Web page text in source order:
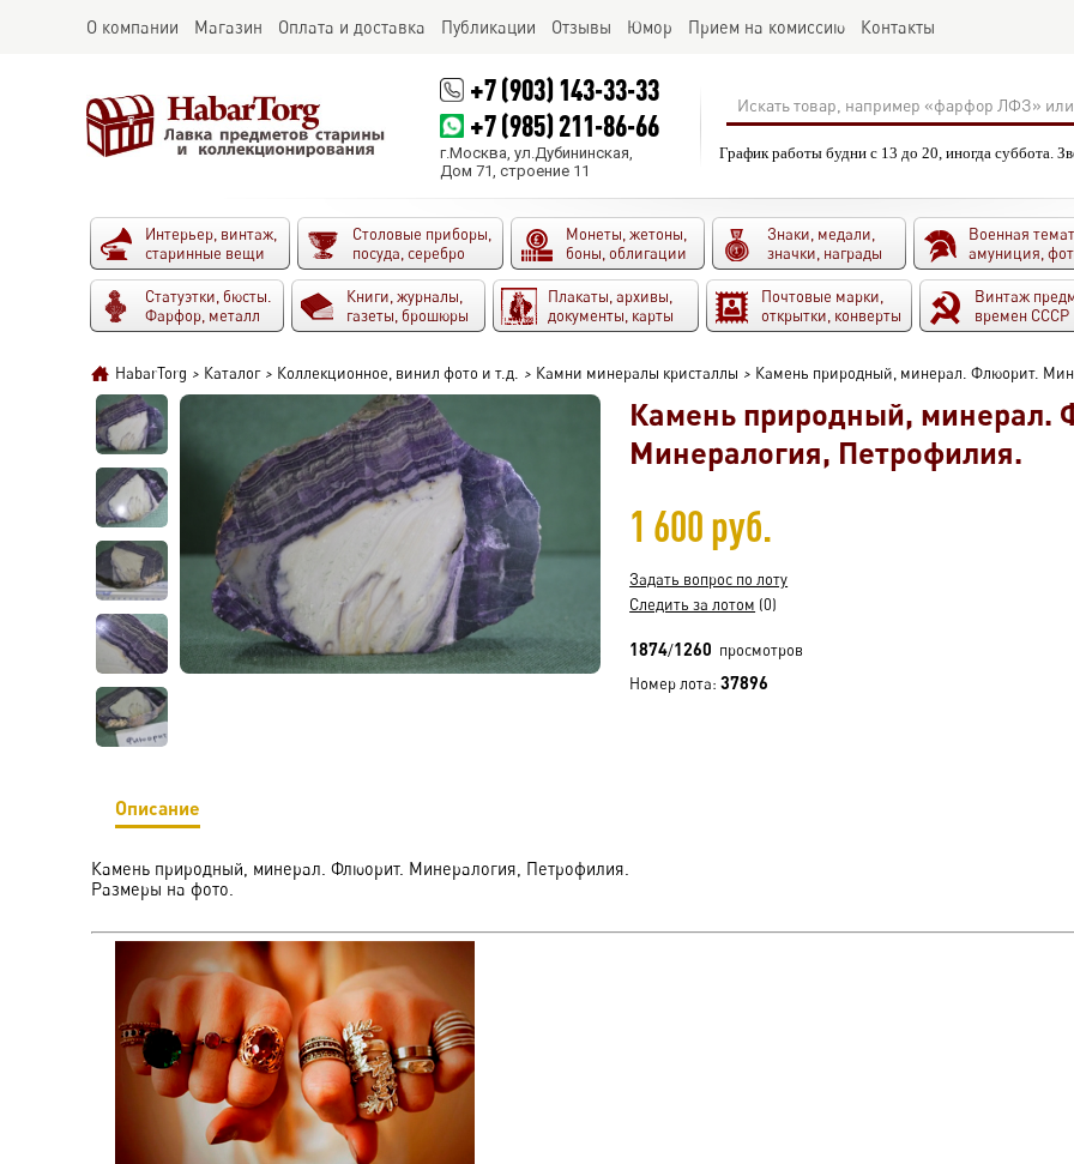
О компании Магазин Оплата и доставка Публикации Отзывы Юмор Прием на комиссию Контакты
+7 (903) 143-33-33
+7 (985) 211-86-66
г.Москва, ул.Дубининская,
Дом 71, строение 11
График работы будни с 13 до 20, иногда суббота.
Интерьер, винтаж,
старинные вещи
Столовые приборы,
посуда, серебро
Монеты, жетоны,
боны, облигации
Знаки, медали,
значки, награды
Военная
амуниция,
Статуэтки, бюсты.
Фарфор, металл
Книги, журналы,
газеты, брошюры
Плакаты, архивы,
документы, карты
Почтовые марки,
открытки, конверты
Винтаж
времен СССР
HabarTorg > Каталог > Коллекционное, винил фото и т.д. > Камни минералы кристаллы > Камень природный, минерал. Флюорит.
Камень природный, минерал.
Минералогия, Петрофилия.
1 600 руб.
Задать вопрос по лоту
Следить за лотом (0)
1874/1260 просмотров
Номер лота:37896
Описание
Камень природный, минерал. Флюорит. Минералогия, Петрофилия.
Размеры на фото.